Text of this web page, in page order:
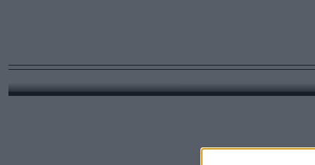
Σπάνια λευκή
στον Harry
Από την